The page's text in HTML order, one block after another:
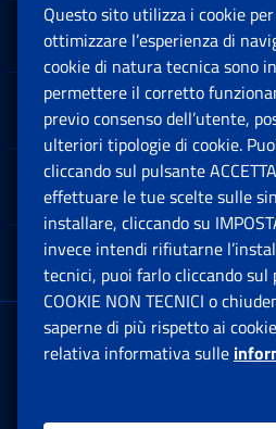
Sedi e Contatti
Software
Note Legali
App mobile
Sede Legale : Via
00144 Roma
Questo sito utilizza i cookie
ottimizzare l’esperienza di
cookie di natura tecnica sono
permettere il corretto
previo consenso dell’utente,
ulteriori tipologie di cookie.
cliccando sul pulsante
effettuare le tue scelte sulle
installare, cliccando su
invece intendi rifiutarne
tecnici, puoi farlo cliccando sul
COOKIE NON TECNICI o
saperne di più rispetto ai
relativa informativa sulle